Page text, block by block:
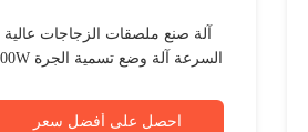
آلة صنع ملصقات الزجاجات عالية
السرعة آلة وضع تسمية الجرة 400W
احصل على أفضل سعر